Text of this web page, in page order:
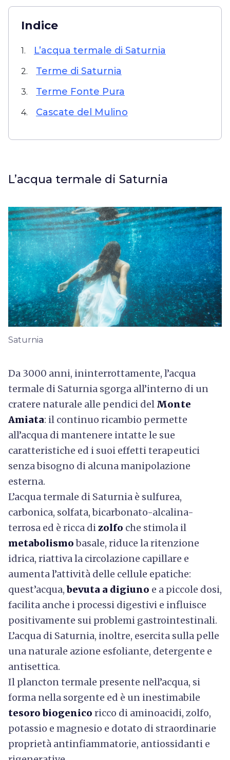
Indice
1. L’acqua termale di Saturnia
2. Terme di Saturnia
3. Terme Fonte Pura
4. Cascate del Mulino
L’acqua termale di Saturnia
Saturnia
Da 3000 anni, ininterrottamente, l’acqua
termale di Saturnia sgorga all’interno di un
cratere naturale alle pendici del Monte
Amiata: il continuo ricambio permette
all’acqua di mantenere intatte le sue
caratteristiche ed i suoi effetti terapeutici
senza bisogno di alcuna manipolazione
esterna.
L’acqua termale di Saturnia è sulfurea,
carbonica, solfata, bicarbonato-alcalina-
terrosa ed è ricca dizolfo che stimola il
metabolismobasale, riduce la ritenzione
idrica, riattiva la circolazione capillare e
aumenta l’attività delle cellule epatiche:
quest’acqua,bevuta a digiuno e a piccole dosi,
facilita anche i processi digestivi e influisce
positivamente sui problemi gastrointestinali.
L’acqua di Saturnia, inoltre, esercita sulla pelle
una naturale azione esfoliante, detergente e
antisettica.
Il plancton termale presente nell’acqua, si
forma nella sorgente ed è un inestimabile
tesoro biogenico ricco di aminoacidi, zolfo,
potassio e magnesio e dotato di straordinarie
proprietà antinfiammatorie, antiossidanti e